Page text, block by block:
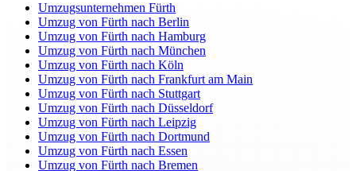
Umzugsunternehmen Fürth
Umzug von Fürth nach Berlin
Umzug von Fürth nach Hamburg
Umzug von Fürth nach München
Umzug von Fürth nach Köln
Umzug von Fürth nach Frankfurt am Main
Umzug von Fürth nach Stuttgart
Umzug von Fürth nach Düsseldorf
Umzug von Fürth nach Leipzig
Umzug von Fürth nach Dortmund
Umzug von Fürth nach Essen
Umzug von Fürth nach Bremen